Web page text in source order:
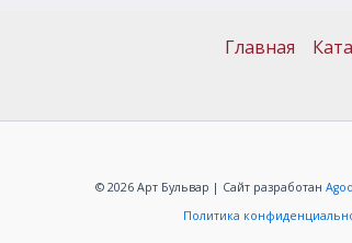
Главная
© 2026 Арт Бульвар | Сайт разработан
Политика